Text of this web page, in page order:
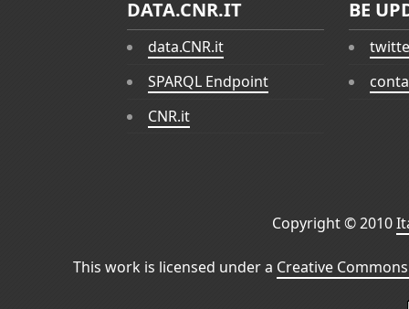
DATA.CNR.IT
data.CNR.it
SPARQL Endpoint
CNR.it
BE
Copyright © 2010
This work is licensed under a Creative